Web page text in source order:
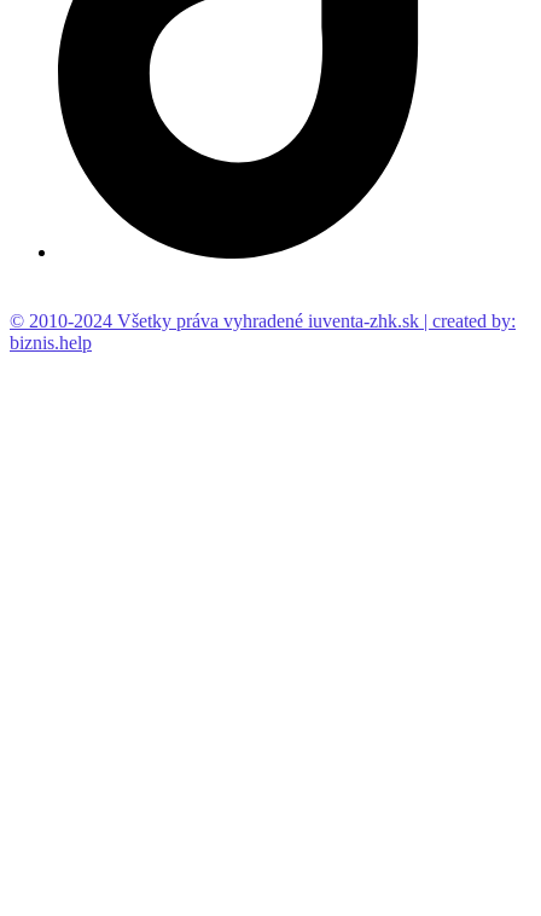
© 2010-2024 Všetky práva vyhradené iuventa-zhk.sk | created by:
biznis.help